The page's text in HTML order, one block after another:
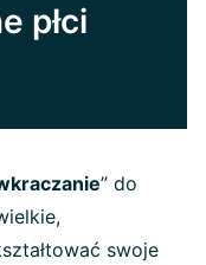
płci
” do
swoje